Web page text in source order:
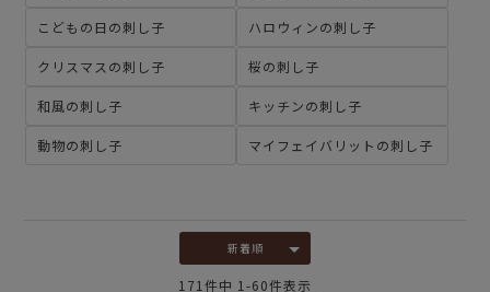
こどもの日の刺し子 ハロウィンの刺し子
クリスマスの刺し子 桜の刺し子
和風の刺し子 キッチンの刺し子
動物の刺し子 マイフェイバリットの刺し子
新着順
171 件中 1 -60件表示